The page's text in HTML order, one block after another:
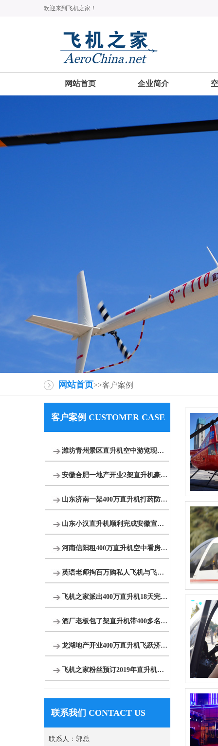
欢迎来到飞机之家！
网站首页 企业简介
网站首页>>客户案例
客户案例 CUSTOMER CASE
潍坊青州景区直升机空中游览现场人山人海
安徽合肥一地产开业2架直升机豪车助阵
山东济南一架400万直升机打药防治春尺蠖
山东小汉直升机顺利完成安徽宣城直升机航测作业
河南信阳租400万直升机空中看房短视频600万播放
英语老师掏百万购私人飞机与飞机之家开展直升机租赁业务
飞机之家派出400万直升机18天完成云南昆明直升机航测
酒厂老板包了架直升机带400多名员工空中游览西柏坡
龙湖地产开业400万直升机飞跃济南东CBD
飞机之家粉丝预订2019年直升机婚礼
联系我们 CONTACT US
联系人：郭总